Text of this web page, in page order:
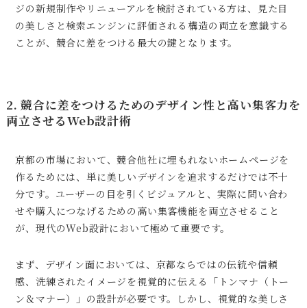
ジの新規制作やリニューアルを検討されている方は、見た目
の美しさと検索エンジンに評価される構造の両立を意識する
ことが、競合に差をつける最大の鍵となります。
2. 競合に差をつけるためのデザイン性と高い集客力を
両立させるWeb設計術
京都の市場において、競合他社に埋もれないホームページを
作るためには、単に美しいデザインを追求するだけでは不十
分です。ユーザーの目を引くビジュアルと、実際に問い合わ
せや購入につなげるための高い集客機能を両立させること
が、現代のWeb設計において極めて重要です。
まず、デザイン面においては、京都ならではの伝統や信頼
感、洗練されたイメージを視覚的に伝える「トンマナ（トー
ン＆マナー）」の設計が必要です。しかし、視覚的な美しさ